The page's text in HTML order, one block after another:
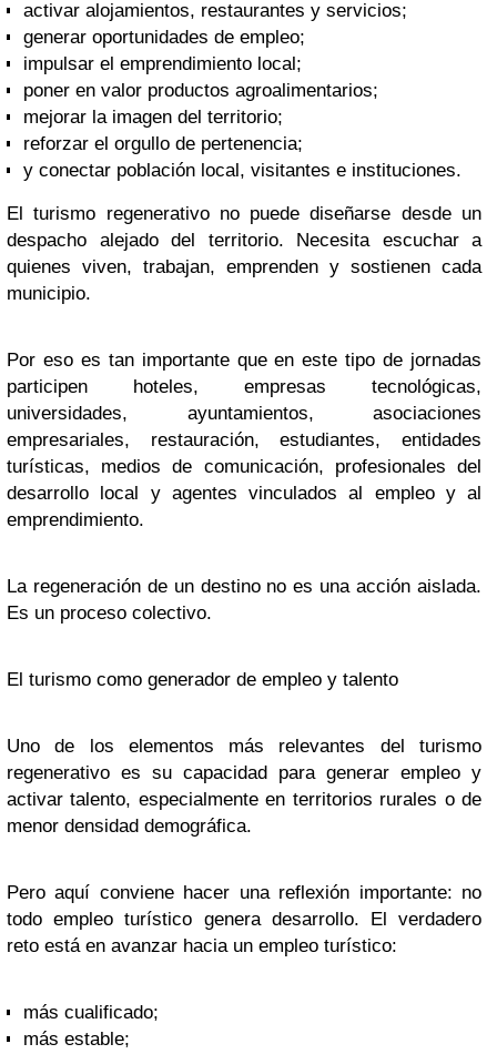
activar alojamientos, restaurantes y servicios;
generar oportunidades de empleo;
impulsar el emprendimiento local;
poner en valor productos agroalimentarios;
mejorar la imagen del territorio;
reforzar el orgullo de pertenencia;
y conectar población local, visitantes e instituciones.
El turismo regenerativo no puede diseñarse desde un
despacho alejado del territorio. Necesita escuchar a
quienes viven, trabajan, emprenden y sostienen cada
municipio.
Por eso es tan importante que en este tipo de jornadas
participen hoteles, empresas tecnológicas,
universidades, ayuntamientos, asociaciones
empresariales, restauración, estudiantes, entidades
turísticas, medios de comunicación, profesionales del
desarrollo local y agentes vinculados al empleo y al
emprendimiento.
La regeneración de un destino no es una acción aislada.
Es un proceso colectivo.
El turismo como generador de empleo y talento
Uno de los elementos más relevantes del turismo
regenerativo es su capacidad para generar empleo y
activar talento, especialmente en territorios rurales o de
menor densidad demográfica.
Pero aquí conviene hacer una reflexión importante: no
todo empleo turístico genera desarrollo. El verdadero
reto está en avanzar hacia un empleo turístico:
más cualificado;
más estable;